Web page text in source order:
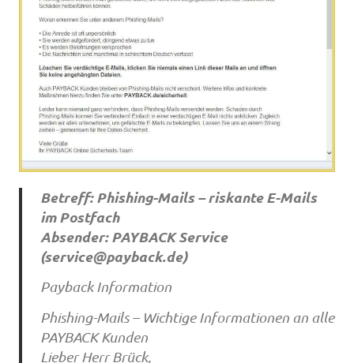
Betreff: Phishing-Mails – riskante E-Mails
im Postfach
Absender: PAYBACK Service
(service@payback.de)
Payback Information
Phishing-Mails – Wichtige Informationen an alle
PAYBACK Kunden
Lieber Herr Brück,